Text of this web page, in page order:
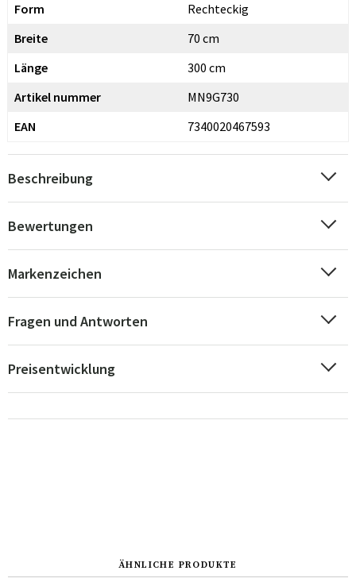
Form
Rechteckig
Breite
70 cm
Länge
300 cm
Artikel nummer
MN9G730
EAN
7340020467593
Beschreibung
Bewertungen
Markenzeichen
Fragen und Antworten
Preisentwicklung
ÄHNLICHE PRODUKTE